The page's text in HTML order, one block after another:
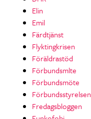
Elin
Emil
Färdtjänst
Flyktingkrisen
Föräldrastöd
Förbundsmlte
Förbundsmöte
Förbundsstyrelsen
Fredagsbloggen